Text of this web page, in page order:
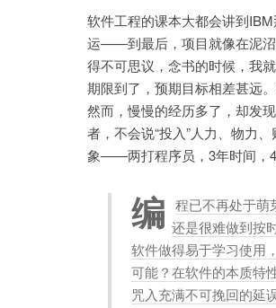
软件工程的课本大都会讲到
运——到最后，项目就像在泥沼
得不可思议，念书的时候，我
期限到了，预期目标相差甚远
然而，慢慢的经历多了，却发
者，不会说“投入”人力、物力
象——两打程序员，3年时间，
编 程已不再处于萌
还是很难做到按
软件做得易于学习使用
可能？在软件的本质特
咒入充满不可挽回的延